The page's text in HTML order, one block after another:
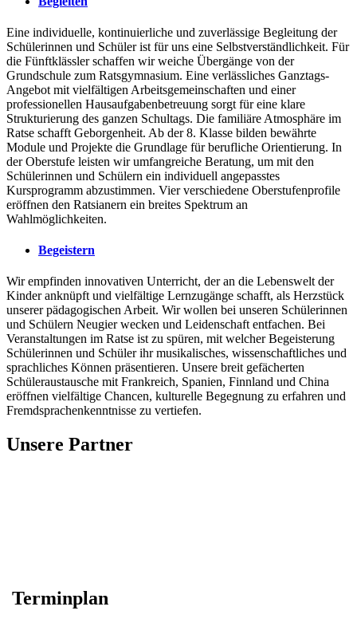
Eine individuelle, kontinuierliche und zuverlässige Begleitung der
Schülerinnen und Schüler ist für uns eine Selbstverständlichkeit. Für
die Fünftklässler schaffen wir weiche Übergänge von der
Grundschule zum Ratsgymnasium. Eine verlässliches Ganztags-
Angebot mit vielfältigen Arbeitsgemeinschaften und einer
professionellen Hausaufgabenbetreuung sorgt für eine klare
Strukturierung des ganzen Schultags. Die familiäre Atmosphäre im
Ratse schafft Geborgenheit. Ab der 8. Klasse bilden bewährte
Module und Projekte die Grundlage für berufliche Orientierung. In
der Oberstufe leisten wir umfangreiche Beratung, um mit den
Schülerinnen und Schülern ein individuell angepasstes
Kursprogramm abzustimmen. Vier verschiedene Oberstufenprofile
eröffnen den Ratsianern ein breites Spektrum an
Wahlmöglichkeiten.
Begeistern
Wir empfinden innovativen Unterricht, der an die Lebenswelt der
Kinder anknüpft und vielfältige Lernzugänge schafft, als Herzstück
unserer pädagogischen Arbeit. Wir wollen bei unseren Schülerinnen
und Schülern Neugier wecken und Leidenschaft entfachen. Bei
Veranstaltungen im Ratse ist zu spüren, mit welcher Begeisterung
Schülerinnen und Schüler ihr musikalisches, wissenschaftliches und
sprachliches Können präsentieren. Unsere breit gefächerten
Schüleraustausche mit Frankreich, Spanien, Finnland und China
eröffnen vielfältige Chancen, kulturelle Begegnung zu erfahren und
Fremdsprachenkenntnisse zu vertiefen.
Unsere Partner
Terminplan